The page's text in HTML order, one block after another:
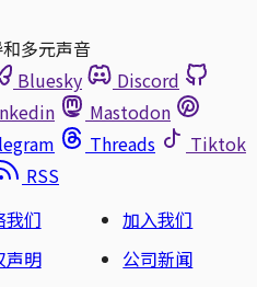
多元声音
Bluesky
Discord
Mastodon
Threads
Tiktok
RSS
我们
加入我们
声明
公司新闻